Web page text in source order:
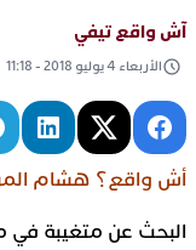
آش واقع تيفي
الأربعاء 4 يوليو 2018 - 11:18
أش واقع؟ هشام
البحث عن متغيبة في